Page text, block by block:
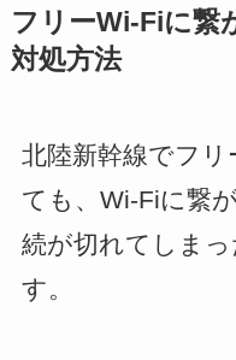
フリーWi-Fiに繋
対処方法
北陸新幹線でフ
ても、Wi-Fiに繋
続が切れてしま
す。